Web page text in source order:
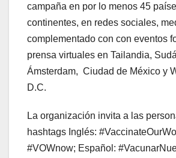
campaña en por lo menos 45
continentes, en redes sociales,
complementado con con eventos
prensa virtuales en Tailandia,
Ámsterdam, Ciudad de México y
D.C.
La organización invita a las
hashtags Inglés:
#VOWnow; Español: